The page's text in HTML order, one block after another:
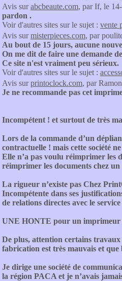
Avis surabcbeaute.com, par If, le
pardon .
Voir d'autres sites sur le sujet : vente
Avis surmisterpieces.com, par
Au bout de 15 jours, aucune
On me dit de faire une demande
Ce site n'est vraiment peu sérieux.
Voir d'autres sites sur le sujet :
Avis surprintoclock.com, par
Je ne recommande pas cet
Incompétent ! et surtout de très
Lors de la commande d’un
contractuelle ! mais cette société
Elle n’a pas voulu réimprimer les
réimprimer les documents chez
La rigueur n’existe pas Chez
Incompétente dans ses
de relations directes avec le
UNE HONTE pour un imprimeur
De plus, attention certains
fabrication est très mauvais et
Je dirige une société de
la région PACA et je n’avais